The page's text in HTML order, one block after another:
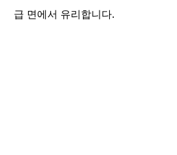
급 면에서 유리합니다.